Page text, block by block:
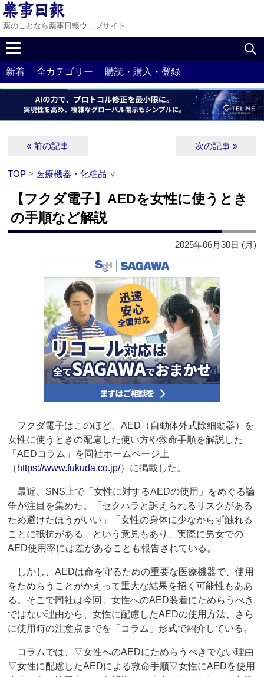
薬のことなら薬事日報ウェブサイト
新着 全カテゴリー 購読・購入・登録
« 前の記事 次の記事 »
TOP > 医療機器・化粧品 ∨
【フクダ電子】AEDを女性に使うとき
の手順など解説
2025年06月30日 (月)
フクダ電子はこのほど、AED（自動体外式除細動器）を
女性に使うときの配慮した使い方や救命手順を解説した
「AEDコラム」を同社ホームページ上
（ https://www.fukuda.co.jp/）に掲載した。
最近、SNS上で「女性に対するAEDの使用」をめぐる論
争が注目を集めた。「セクハラと訴えられるリスクがある
ため避けたほうがいい」「女性の身体に少なからず触れる
ことに抵抗がある」という意見もあり、実際に男女での
AED使用率には差があることも報告されている。
しかし、AEDは命を守るための重要な医療機器で、使用
をためらうことがかえって重大な結果を招く可能性もああ
る。そこで同社は今回、女性へのAED装着にためらうべき
ではない理由から、女性に配慮したAEDの使用方法、さら
に使用時の注意点までを「コラム」形式で紹介している。
コラムでは、▽女性へのAEDにためらうべきでない理由
▽女性に配慮したAEDによる救命手順▽女性にAEDを使用